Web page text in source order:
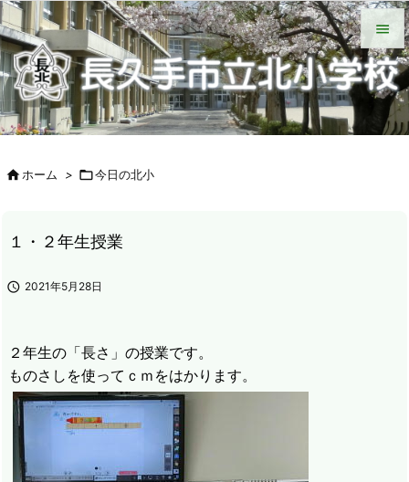


メニュ

サイド
HOME 北小について 今日の北小 緊急時の対応
各種説明会
ＰＴＡ手帳（Web版）
ＰＴＡの窓
いじめ防止基本方針
学校からの配付物（学年別）
タブレット端末wifi接続手段
ホーム > 今日の北小
１・２年生授業
 2021年5月28日
２年生の「長さ」の授業です。
ものさしを使ってｃｍをはかります。